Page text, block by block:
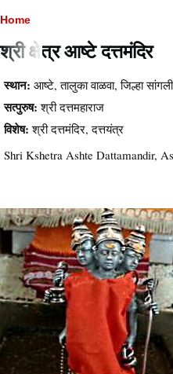
Breadcrumb
Home
श्री क्षेत्र आष्टे दत्तमंदिर
स्थान: आष्टे, तालुका वाळवा, जिल्हा सांगली
सत्पुरुष: श्री दत्तमहाराज
विशेष: श्री दत्तमंदिर, दत्तयंत्र
Shri Kshetra Ashte Dattamandir,